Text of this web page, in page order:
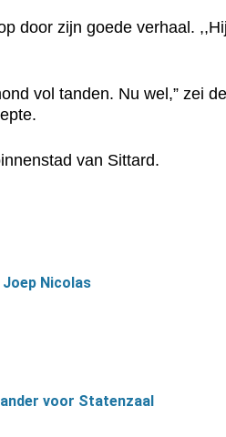
door zijn goede verhaal.
vol tanden. Nu wel,” zei
van Sittard.
Nicolas
voor Statenzaal